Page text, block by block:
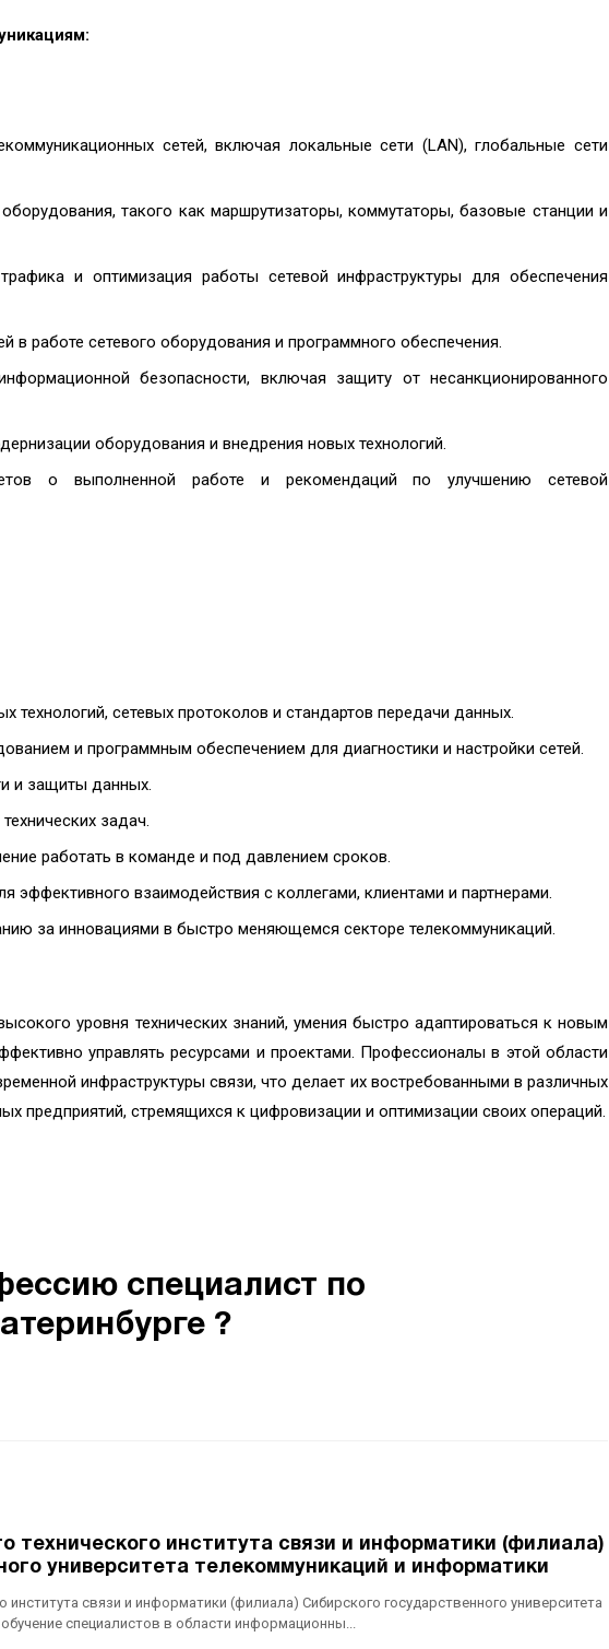
сетей, включая локальные сети (LAN), глобальные сети
такого как маршрутизаторы, коммутаторы, базовые станции и
и оптимизация работы сетевой инфраструктуры для обеспечения
в работе сетевого оборудования и программного обеспечения.
безопасности, включая защиту от несанкционированного
оборудования и внедрения новых технологий.
о выполненной работе и рекомендаций по улучшению сетевой
технологий, сетевых протоколов и стандартов передачи данных.
и программным обеспечением для диагностики и настройки сетей.
и защиты данных.
задач.
работать в команде и под давлением сроков.
взаимодействия с коллегами, клиентами и партнерами.
за инновациями в быстро меняющемся секторе телекоммуникаций.
уровня технических знаний, умения быстро адаптироваться к новым
управлять ресурсами и проектами. Профессионалы в этой области
инфраструктуры связи, что делает их востребованными в различных
предприятий, стремящихся к цифровизации и оптимизации своих операций.
специалист по
?
технического института связи и информатики (филиала)
университета телекоммуникаций и информатики
института связи и информатики (филиала) Сибирского государственного университета
специалистов в области информационны...